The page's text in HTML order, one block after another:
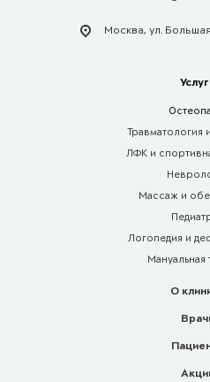
Москва, ул.
Травматология
ЛФК и
Массаж и
Логопедия и
Мануальная
О